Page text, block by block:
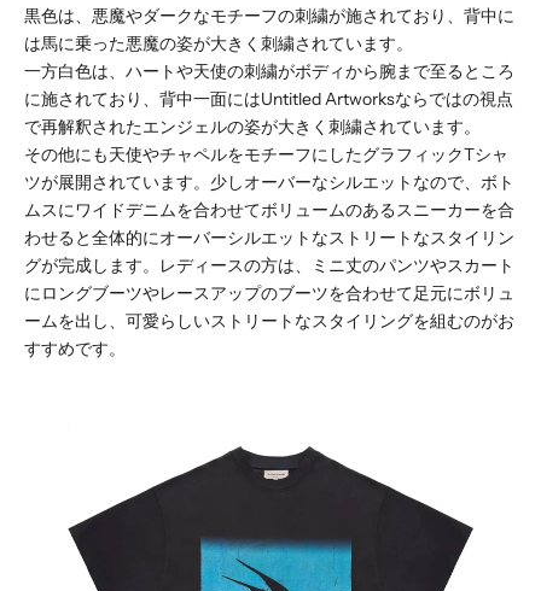
黒色は、悪魔やダークなモチーフの刺繍が施されており、背中に
は馬に乗った悪魔の姿が大きく刺繍されています。
一方白色は、ハートや天使の刺繍がボディから腕まで至るところ
に施されており、背中一面にはUntitled Artworksならではの視点
で再解釈されたエンジェルの姿が大きく刺繍されています。
その他にも天使やチャペルをモチーフにしたグラフィックTシャ
ツが展開されています。少しオーバーなシルエットなので、ボト
ムスにワイドデニムを合わせてボリュームのあるスニーカーを合
わせると全体的にオーバーシルエットなストリートなスタイリン
グが完成します。レディースの方は、ミニ丈のパンツやスカート
にロングブーツやレースアップのブーツを合わせて足元にボリュ
ームを出し、可愛らしいストリートなスタイリングを組むのがお
すすめです。